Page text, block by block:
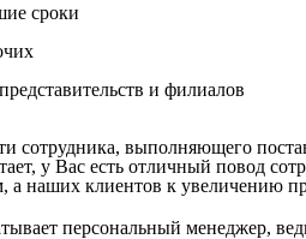
сроки
и филиалов
выполняющего
у Вас есть отличный повод
наших клиентов к увеличению
персональный менеджер,